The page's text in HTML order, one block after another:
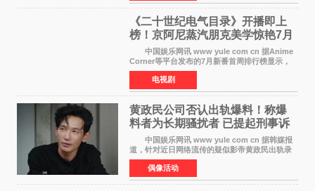
请提前做好心理
《二十世纪电气目录》开播即上
榜！京阿尼蒸汽朋克美学惊艳7月
新番季
中国娱乐网讯 www yule com cn 据Anime
Corner等平台发布的7月新番首周排行榜显示，
由京都动画制作的《二十世纪电气目录》在多个
榜单中表现亮眼，位列AniLab全球TOP10第十
名。该剧改编自结
电视剧
黄政民公司否认出轨爆料！称爆
料者为长期骚扰者 已提起刑事诉
中国娱乐网讯 www yule com cn 据韩媒报
道，针对近日网络流传的疑似影帝黄政民出轨录
音及短信爆料，黄政民所属经纪公司于今日正式
发表声明，明确否认相关传闻。 公司表示，
爆料者是一名长
偶像活动